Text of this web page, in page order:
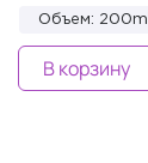
Объем: 200ml
В корзину